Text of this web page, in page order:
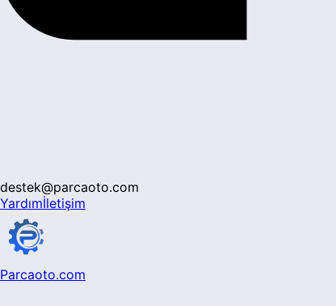
destek@parcaoto.com
Yardımİletişim
Parcaoto.com